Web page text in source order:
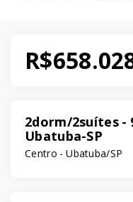
2dorm/2suítes -
Ubatuba-SP
Centro - Ubatuba/SP